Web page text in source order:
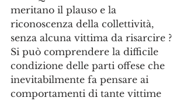
meritano il plauso e la
riconoscenza della collettività,
senza alcuna vittima da risarcire ?
Si può comprendere la difficile
condizione delle parti offese che
inevitabilmente fa pensare ai
comportamenti di tante vittime